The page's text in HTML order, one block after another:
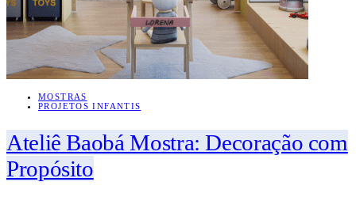
MOSTRAS
PROJETOS INFANTIS
Ateliê Baobá Mostra: Decoração com
Propósito